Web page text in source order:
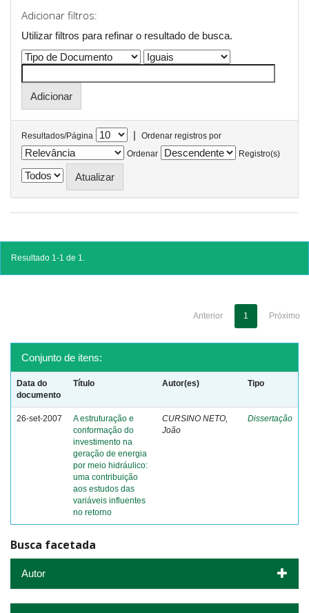
Adicionar filtros:
Utilizar filtros para refinar o resultado de busca.
Resultados/Página |
Ordenar registros por
Ordenar
Registro(s)
Resultado 1-1 de 1.
Anterior 1 Próximo
Conjunto de itens:
Data do
documento
Título Autor(es) Tipo
26-set-2007
A estruturação e
conformação do
investimento na
geração de energia
por meio hidráulico:
uma contribuição
aos estudos das
variáveis influentes
no retorno
CURSINO NETO,
João
Dissertação
Busca facetada
Autor